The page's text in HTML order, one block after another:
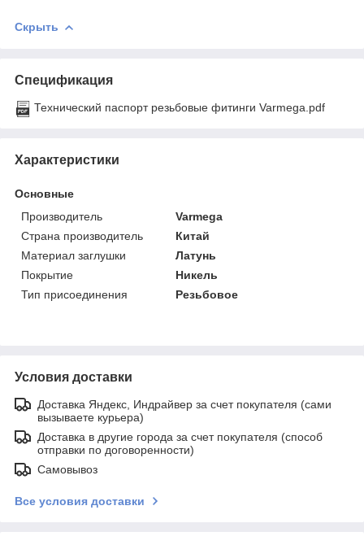
Скрыть
Спецификация
Технический паспорт резьбовые фитинги Varmega.pdf
Характеристики
Основные
Производитель
Varmega
Страна производитель
Китай
Материал заглушки
Латунь
Покрытие
Никель
Тип присоединения
Резьбовое
Условия доставки
Доставка Яндекс, Индрайвер за счет покупателя (сами
вызываете курьера)
Доставка в другие города за счет покупателя (способ
отправки по договоренности)
Самовывоз
Все условия доставки